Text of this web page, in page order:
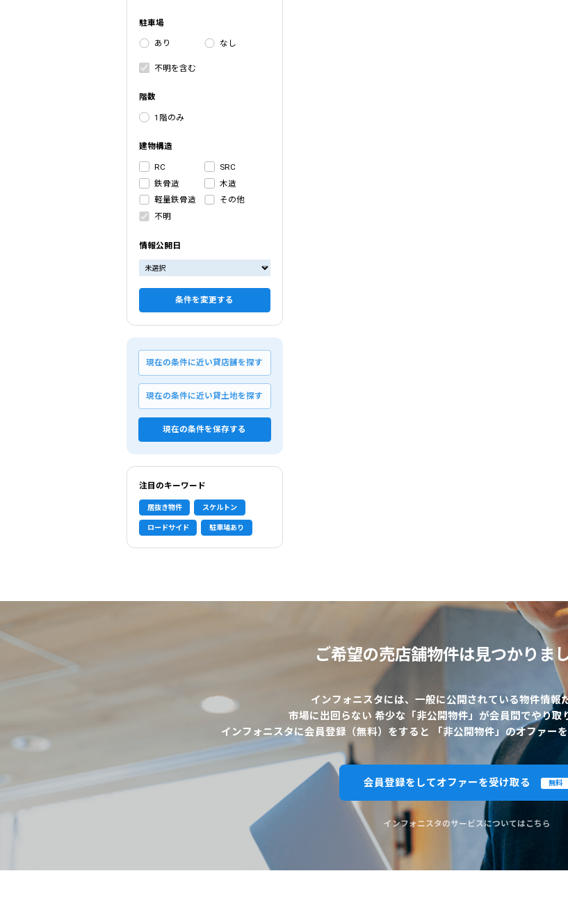
駐車場
あり なし
不明を含む
階数
1階のみ
建物構造
RC
SRC
鉄骨造
木造
軽量鉄骨造
その他
不明
情報公開日
条件を変更する
現在の条件に近い貸店舗を探す
現在の条件に近い貸土地を探す
現在の条件を保存する
注目のキーワード
居抜き物件 スケルトン
ロードサイド 駐車場あり
ご希望の売店舗物件は見つかりま
インフォニスタには、一般に公開されている物件情報
市場に出回らない 希少な「非公開物件」が会員間でやり取
インフォニスタに会員登録（無料）をすると 「非公開物件」のオファー
会員登録をしてオファーを受け取る 無料
インフォニスタのサービスについてはこちら
選択中の条件
北海道余市郡赤井川村
該当物件数0件
エリア
駅選択の場合は路線ごとに該当するものを全て選択してください。（例：「JR山手線 新宿駅」と「小田急線 新宿駅」では検索